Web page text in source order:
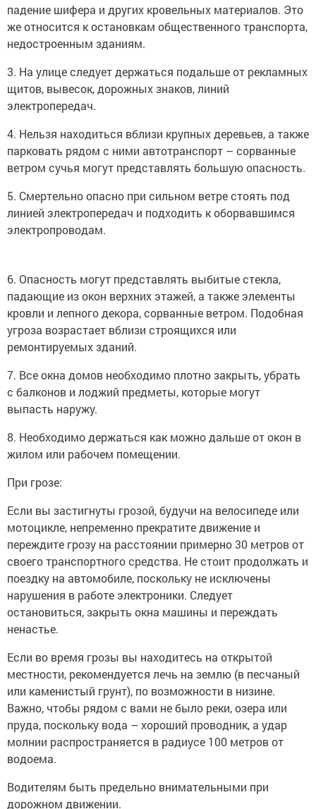
падение шифера и других кровельных материалов. Это
же относится к остановкам общественного транспорта,
недостроенным зданиям.
3. На улице следует держаться подальше от рекламных
щитов, вывесок, дорожных знаков, линий
электропередач.
4. Нельзя находиться вблизи крупных деревьев, а также
парковать рядом с ними автотранспорт – сорванные
ветром сучья могут представлять большую опасность.
5. Смертельно опасно при сильном ветре стоять под
линией электропередач и подходить к оборвавшимся
электропроводам.
6. Опасность могут представлять выбитые стекла,
падающие из окон верхних этажей, а также элементы
кровли и лепного декора, сорванные ветром. Подобная
угроза возрастает вблизи строящихся или
ремонтируемых зданий.
7. Все окна домов необходимо плотно закрыть, убрать
с балконов и лоджий предметы, которые могут
выпасть наружу.
8. Необходимо держаться как можно дальше от окон в
жилом или рабочем помещении.
При грозе:
Если вы застигнуты грозой, будучи на велосипеде или
мотоцикле, непременно прекратите движение и
переждите грозу на расстоянии примерно 30 метров от
своего транспортного средства. Не стоит продолжать и
поездку на автомобиле, поскольку не исключены
нарушения в работе электроники. Следует
остановиться, закрыть окна машины и переждать
ненастье.
Если во время грозы вы находитесь на открытой
местности, рекомендуется лечь на землю (в песчаный
или каменистый грунт), по возможности в низине.
Важно, чтобы рядом с вами не было реки, озера или
пруда, поскольку вода – хороший проводник, а удар
молнии распространяется в радиусе 100 метров от
водоема.
Водителям быть предельно внимательными при
дорожном движении.